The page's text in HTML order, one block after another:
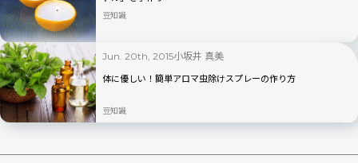
豆知識
Jun. 20th, 2015小坂井 真美
体に優しい！簡単アロマ虫除けスプレーの作り方
豆知識